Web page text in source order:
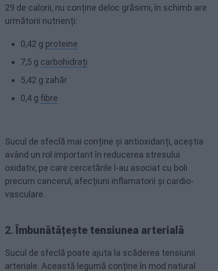
29 de calorii, nu conține deloc grăsimi, în schimb are
următorii nutrienți:
0,42 g proteine
7,5 g carbohidrați
5,42 g zahăr
0,4 g fibre
Sucul de sfeclă mai conține și antioxidanți, aceștia
având un rol important în reducerea stresului
oxidativ, pe care cercetările l-au asociat cu boli
precum cancerul, afecțiuni inflamatorii și cardio-
vasculare.
2. Îmbunătățește tensiunea arterială
Sucul de sfeclă poate ajuta la scăderea tensiunii
arteriale. Această legumă conține în mod natural